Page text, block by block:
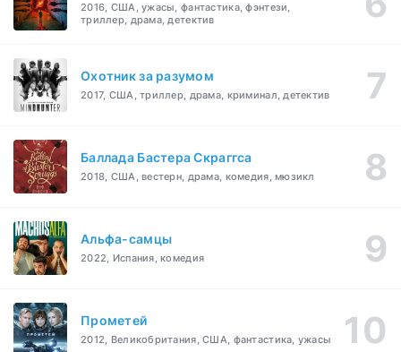
2016, США, ужасы, фантастика, фэнтези,
триллер, драма, детектив
Охотник за разумом
2017, США, триллер, драма, криминал, детектив
Баллада Бастера Скраггса
2018, США, вестерн, драма, комедия, мюзикл
Альфа-самцы
2022, Испания, комедия
Прометей
2012, Великобритания, США, фантастика, ужасы